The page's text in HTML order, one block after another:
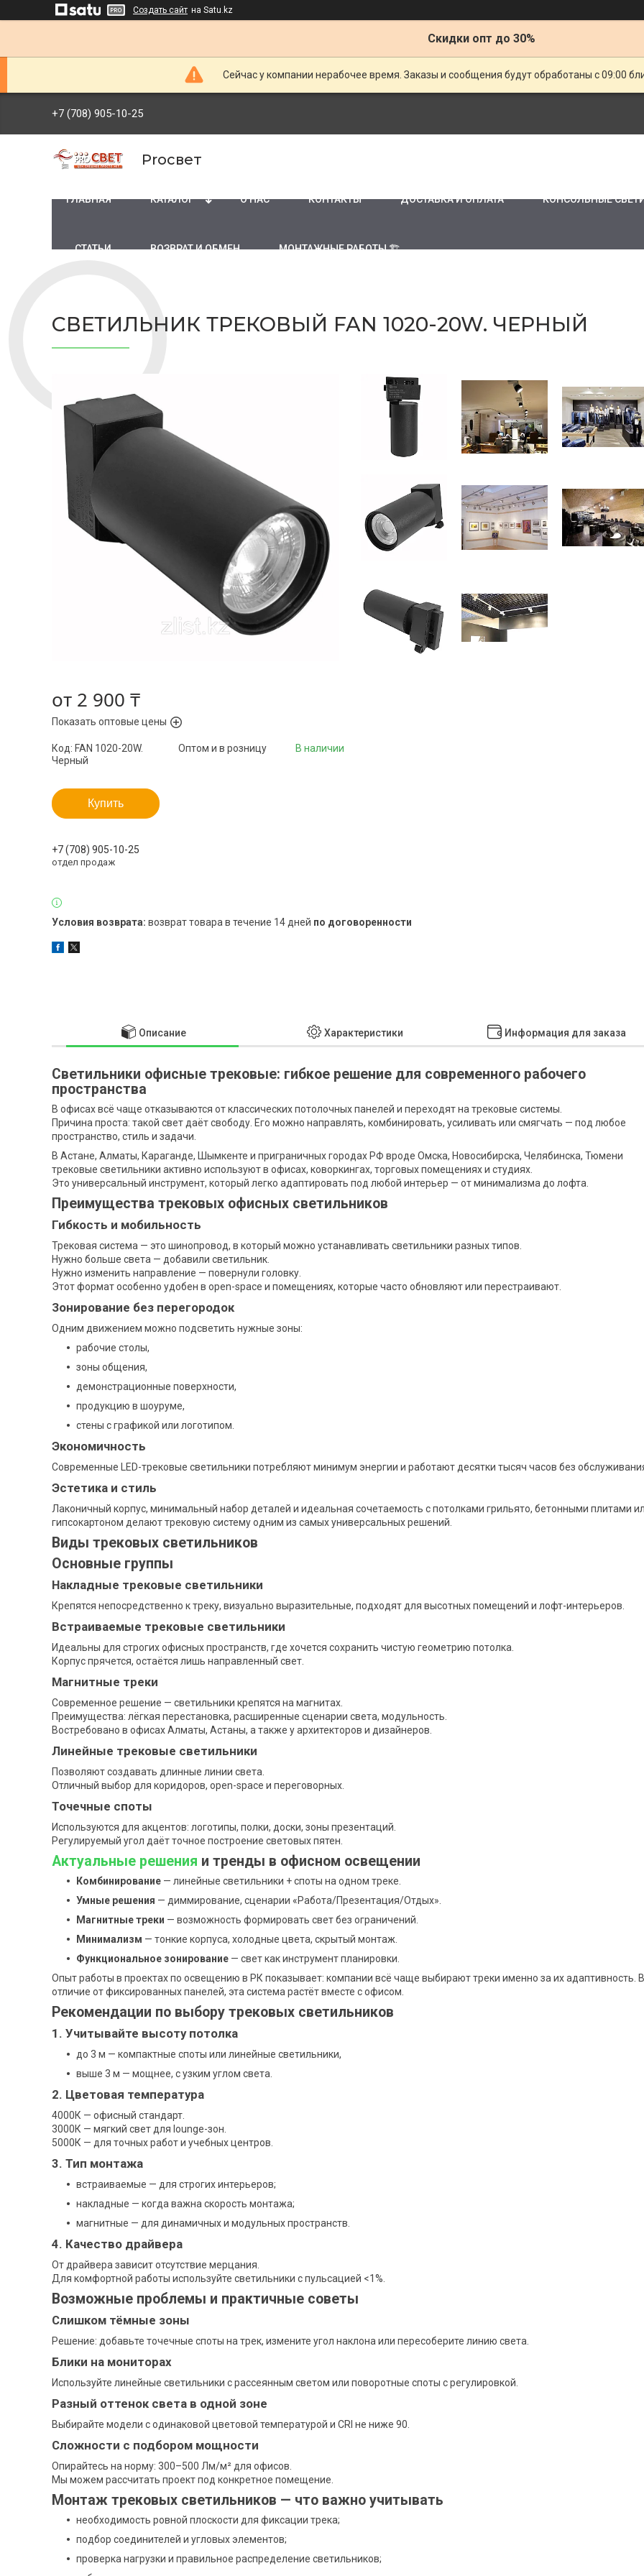
Создать сайт на Satu.kz
Скидки опт до 30%
Сейчас у компании нерабочее время. Заказы и сообщения будут обработаны с 09:00
+7 (708) 905-10-25
Proсвет
ГЛАВНАЯ КАТАЛОГ О НАС КОНТАКТЫ ДОСТАВКА И ОПЛАТА КОНСОЛЬНЫЕ
СТАТЬИ ВОЗВРАТ И ОБМЕН МОНТАЖНЫЕ РАБОТЫ 🏗
СВЕТИЛЬНИК ТРЕКОВЫЙ FAN 1020-20W. ЧЕРНЫЙ
от 2 900 ₸
Показать оптовые цены
В наличии
Оптом и в розницу
Код: FAN 1020-20W.
Черный
Купить
+7 (708) 905-10-25
отдел продаж
возврат товара в течение 14 дней по договоренности
Описание Характеристики Информация для заказа
Светильники офисные трековые: гибкое решение для современного рабочего
пространства
В офисах всё чаще отказываются от классических потолочных панелей и переходят на трековые системы.
Причина проста: такой свет даёт свободу. Его можно направлять, комбинировать, усиливать или смягчать — под любое
пространство, стиль и задачи.
В Астане, Алматы, Караганде, Шымкенте и приграничных городах РФ вроде Омска, Новосибирска, Челябинска, Тюмени
трековые светильники активно используют в офисах, коворкингах, торговых помещениях и студиях.
Это универсальный инструмент, который легко адаптировать под любой интерьер — от минимализма до лофта.
Преимущества трековых офисных светильников
Гибкость и мобильность
Трековая система — это шинопровод, в который можно устанавливать светильники разных типов.
Нужно больше света — добавили светильник.
Нужно изменить направление — повернули головку.
Этот формат особенно удобен в open-space и помещениях, которые часто обновляют или перестраивают.
Зонирование без перегородок
Одним движением можно подсветить нужные зоны:
рабочие столы,
зоны общения,
демонстрационные поверхности,
продукцию в шоуруме,
стены с графикой или логотипом.
Экономичность
Современные LED-трековые светильники потребляют минимум энергии и работают десятки тысяч часов без
Эстетика и стиль
Лаконичный корпус, минимальный набор деталей и идеальная сочетаемость с потолками грильято, бетонными плитами
гипсокартоном делают трековую систему одним из самых универсальных решений.
Виды трековых светильников
Основные группы
Накладные трековые светильники
Крепятся непосредственно к треку, визуально выразительные, подходят для высотных помещений и лофт-интерьеров.
Встраиваемые трековые светильники
Идеальны для строгих офисных пространств, где хочется сохранить чистую геометрию потолка.
Корпус прячется, остаётся лишь направленный свет.
Магнитные треки
Современное решение — светильники крепятся на магнитах.
Преимущества: лёгкая перестановка, расширенные сценарии света, модульность.
Востребовано в офисах Алматы, Астаны, а также у архитекторов и дизайнеров.
Линейные трековые светильники
Позволяют создавать длинные линии света.
Отличный выбор для коридоров, open-space и переговорных.
Точечные споты
Используются для акцентов: логотипы, полки, доски, зоны презентаций.
Регулируемый угол даёт точное построение световых пятен.
Актуальные решения и тренды в офисном освещении
Комбинирование — линейные светильники + споты на одном треке.
Умные решения — диммирование, сценарии «Работа/Презентация/Отдых».
Магнитные треки — возможность формировать свет без ограничений.
Минимализм — тонкие корпуса, холодные цвета, скрытый монтаж.
Функциональное зонирование — свет как инструмент планировки.
Опыт работы в проектах по освещению в РК показывает: компании всё чаще выбирают треки именно за их адаптивность. В
отличие от фиксированных панелей, эта система растёт вместе с офисом.
Рекомендации по выбору трековых светильников
1. Учитывайте высоту потолка
до 3 м — компактные споты или линейные светильники,
выше 3 м — мощнее, с узким углом света.
2. Цветовая температура
4000К — офисный стандарт.
3000К — мягкий свет для lounge-зон.
5000К — для точных работ и учебных центров.
3. Тип монтажа
встраиваемые — для строгих интерьеров;
накладные — когда важна скорость монтажа;
магнитные — для динамичных и модульных пространств.
4. Качество драйвера
От драйвера зависит отсутствие мерцания.
Для комфортной работы используйте светильники с пульсацией <1%.
Возможные проблемы и практичные советы
Слишком тёмные зоны
Решение: добавьте точечные споты на трек, измените угол наклона или пересоберите линию света.
Блики на мониторах
Используйте линейные светильники с рассеянным светом или поворотные споты с регулировкой.
Разный оттенок света в одной зоне
Выбирайте модели с одинаковой цветовой температурой и CRI не ниже 90.
Сложности с подбором мощности
Опирайтесь на норму: 300–500 Лм/м² для офисов.
Мы можем рассчитать проект под конкретное помещение.
Монтаж трековых светильников — что важно учитывать
необходимость ровной плоскости для фиксации трека;
подбор соединителей и угловых элементов;
проверка нагрузки и правильное распределение светильников;